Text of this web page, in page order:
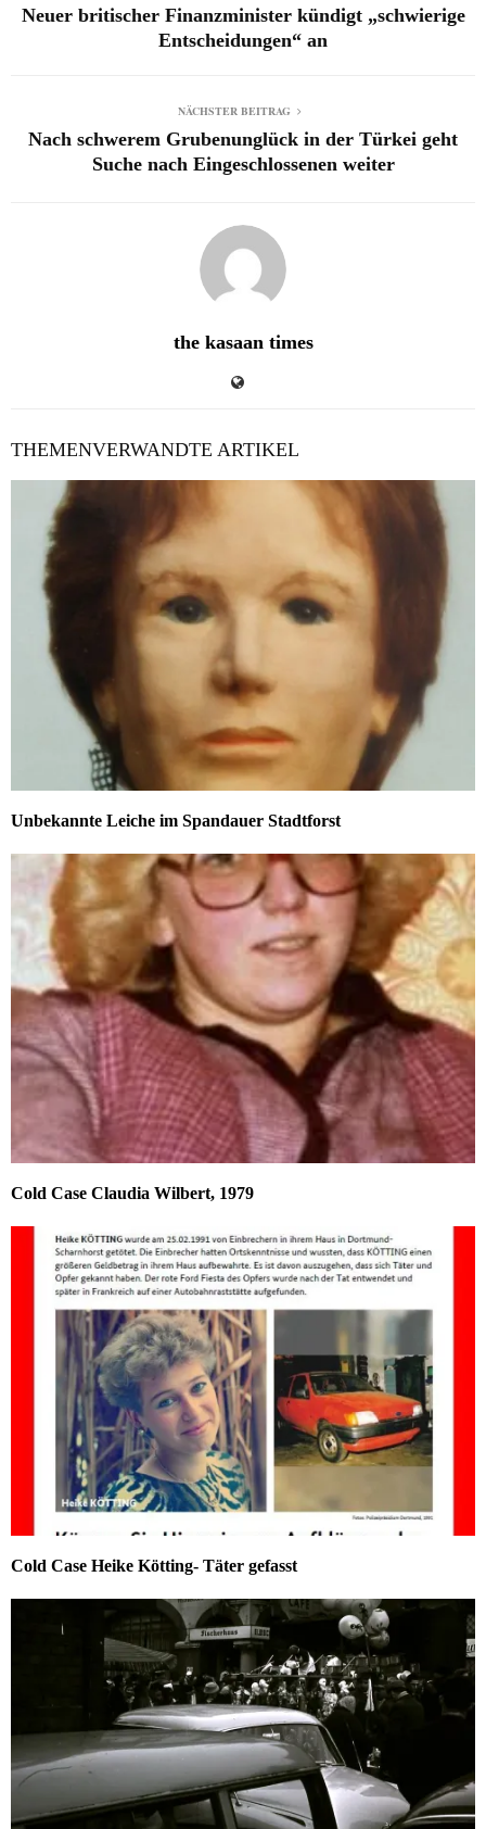
Neuer britischer Finanzminister kündigt „schwierige
Entscheidungen“ an
NÄCHSTER BEITRAG
Nach schwerem Grubenunglück in der Türkei geht
Suche nach Eingeschlossenen weiter
the kasaan times
THEMENVERWANDTE ARTIKEL
Unbekannte Leiche im Spandauer Stadtforst
Cold Case Claudia Wilbert, 1979
Cold Case Heike Kötting- Täter gefasst